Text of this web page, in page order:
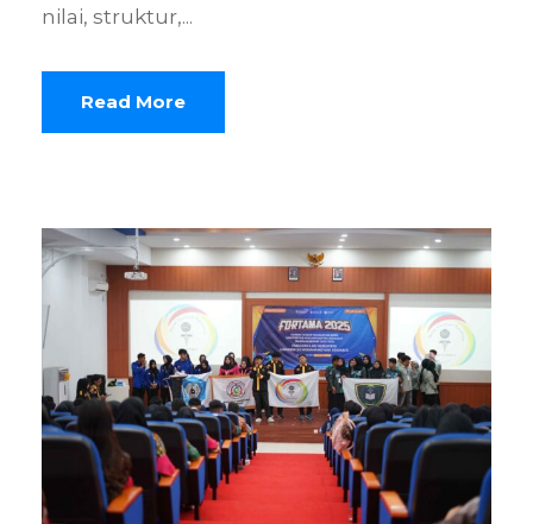
nilai, struktur,...
Read More